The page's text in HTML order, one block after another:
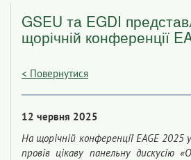
GSEU та EGDI
щорічній конференції
< Повернутися
12 червня 2025
На щорічній конференції EAGE 2025
провів цікаву панельну дискусію